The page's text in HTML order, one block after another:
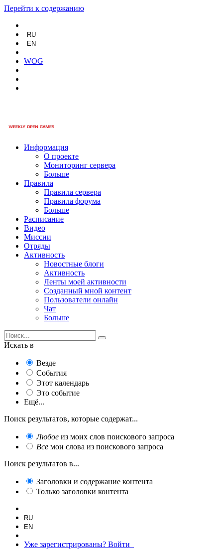
Перейти к содержанию
RU
EN
WOG
Информация
О проекте
Мониторинг сервера
Больше
Правила
Правила сервера
Правила форума
Больше
Расписание
Видео
Миссии
Отряды
Активность
Новостные блоги
Активность
Ленты моей активности
Созданный мной контент
Пользователи онлайн
Чат
Больше
Искать в
Везде
События
Этот календарь
Это событие
Ещё...
Поиск результатов, которые содержат...
Любое из моих слов поискового запроса
Все мои слова из поискового запроса
Поиск результатов в...
Заголовки и содержание контента
Только заголовки контента
RU
EN
Уже зарегистрированы? Войти